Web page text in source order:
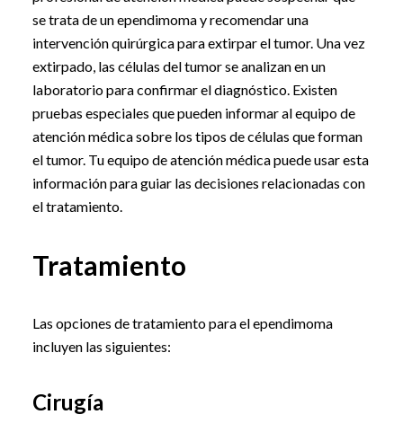
se trata de un ependimoma y recomendar una
intervención quirúrgica para extirpar el tumor. Una vez
extirpado, las células del tumor se analizan en un
laboratorio para confirmar el diagnóstico. Existen
pruebas especiales que pueden informar al equipo de
atención médica sobre los tipos de células que forman
el tumor. Tu equipo de atención médica puede usar esta
información para guiar las decisiones relacionadas con
el tratamiento.
Tratamiento
Las opciones de tratamiento para el ependimoma
incluyen las siguientes:
Cirugía